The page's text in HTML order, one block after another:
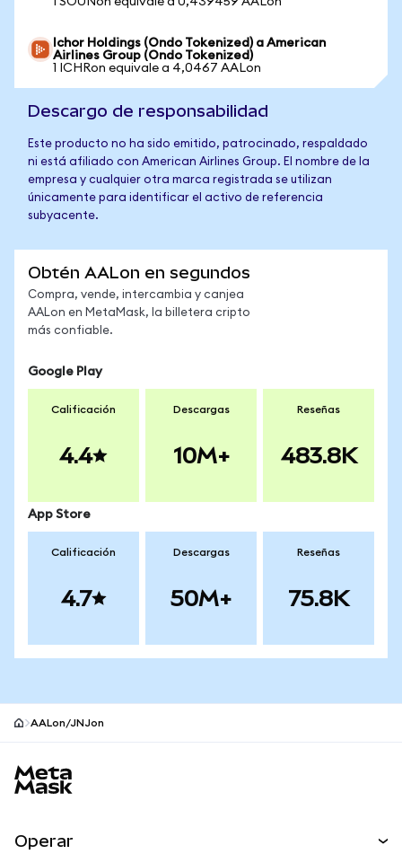
Ichor Holdings (Ondo Tokenized) a American
Airlines Group (Ondo Tokenized)
1 ICHRon equivale a 4,0467 AALon
Descargo de responsabilidad
Este producto no ha sido emitido, patrocinado, respaldado
ni está afiliado con American Airlines Group. El nombre de la
empresa y cualquier otra marca registrada se utilizan
únicamente para identificar el activo de referencia
subyacente.
Obtén AALon en segundos
Compra, vende, intercambia y canjea
AALon en MetaMask, la billetera cripto
más confiable.
Google Play
Calificación
4.4
Descargas
10M+
Reseñas
483.8K
App Store
Calificación
4.7
Descargas
50M+
Reseñas
75.8K
AALon/JNJon
Operar